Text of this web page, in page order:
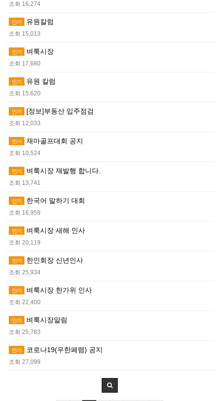
조회 16,274
인기 유원칼럼
조회 15,013
인기 벼룩시장
조회 17,680
인기 유원 칼럼
조회 15,620
인기 [정보]부동산 입주점검
조회 12,033
인기 재마골프대회 공지
조회 10,524
인기 벼룩시장 재발행 합니다.
조회 13,741
인기 한국어 말하기 대회
조회 16,959
인기 벼룩시장 새해 인사
조회 20,119
인기 한인회장 신년인사
조회 25,934
인기 벼룩시장 한가위 인사
조회 22,400
인기 벼룩시장알림
조회 25,783
인기 코로나19(우한폐렴) 공지
조회 27,099